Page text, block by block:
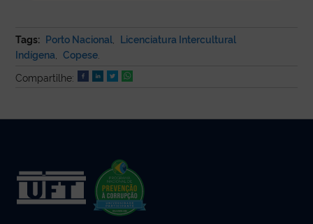
Tags: Porto Nacional
Licenciatura Intercultural
Indígena
Copese
Compartilhe: